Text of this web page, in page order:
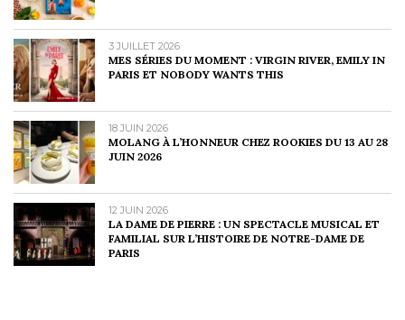
3 JUILLET 2026
MES SÉRIES DU MOMENT : VIRGIN RIVER, EMILY IN
PARIS ET NOBODY WANTS THIS
18 JUIN 2026
MOLANG À L’HONNEUR CHEZ ROOKIES DU 13 AU 28
JUIN 2026
12 JUIN 2026
LA DAME DE PIERRE : UN SPECTACLE MUSICAL ET
FAMILIAL SUR L’HISTOIRE DE NOTRE-DAME DE
PARIS